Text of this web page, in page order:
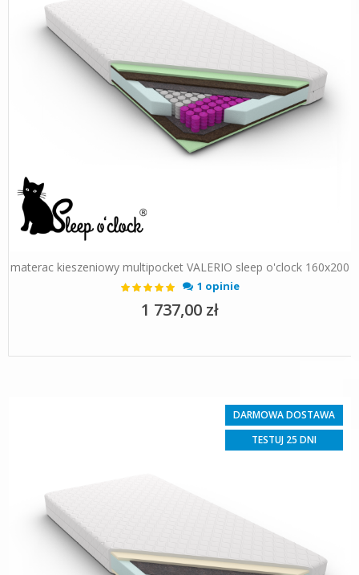
materac kieszeniowy multipocket VALERIO sleep o'clock 160x200
Ocena:
100%
1 opinie
1 737,00 zł
DARMOWA DOSTAWA
TESTUJ 25 DNI